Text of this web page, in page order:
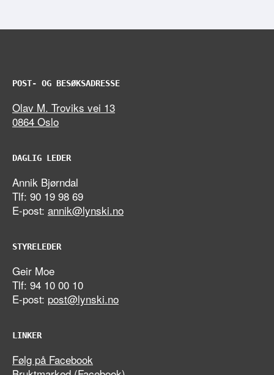
POST- OG BESØKSADRESSE
Olav M. Troviks vei 13
0864 Oslo
DAGLIG LEDER
Annik Bjørndal
Tlf: 90 19 98 69
E-post: annik@lynski.no
STYRELEDER
Geir Moe
Tlf: 94 10 00 10
E-post: post@lynski.no
LINKER
Følg på Facebook